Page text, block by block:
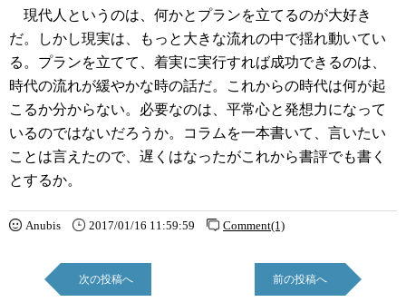
現代人というのは、何かとプランを立てるのが大好き
だ。しかし現実は、もっと大きな流れの中で揺れ動いてい
る。プランを立てて、着実に実行すれば成功できるのは、
時代の流れが緩やかな時の話だ。これからの時代は何が起
こるか分からない。必要なのは、平常心と発想力になって
いるのではないだろうか。コラムを一本書いて、言いたい
ことは言えたので、遅くはなったがこれから書評でも書く
とするか。
Anubis 2017/01/16 11:59:59 Comment(1)
次の投稿へ 前の投稿へ